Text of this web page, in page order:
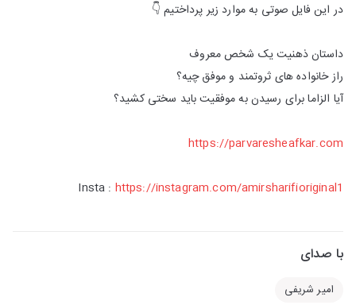
در این فایل صوتی به موارد زیر پرداختیم 👇
داستان ذهنیت یک شخص معروف
راز خانواده های ثروتمند و موفق چیه؟
آیا الزاما برای رسیدن به موفقیت باید سختی کشید؟
https://parvaresheafkar.com
Insta : https://instagram.com/amirsharifioriginal1
با صدای
امیر شریفی